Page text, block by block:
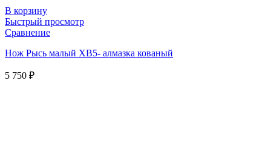
В корзину
Быстрый просмотр
Сравнение
Нож Рысь малый ХВ5- алмазка кованый
5 750 ₽